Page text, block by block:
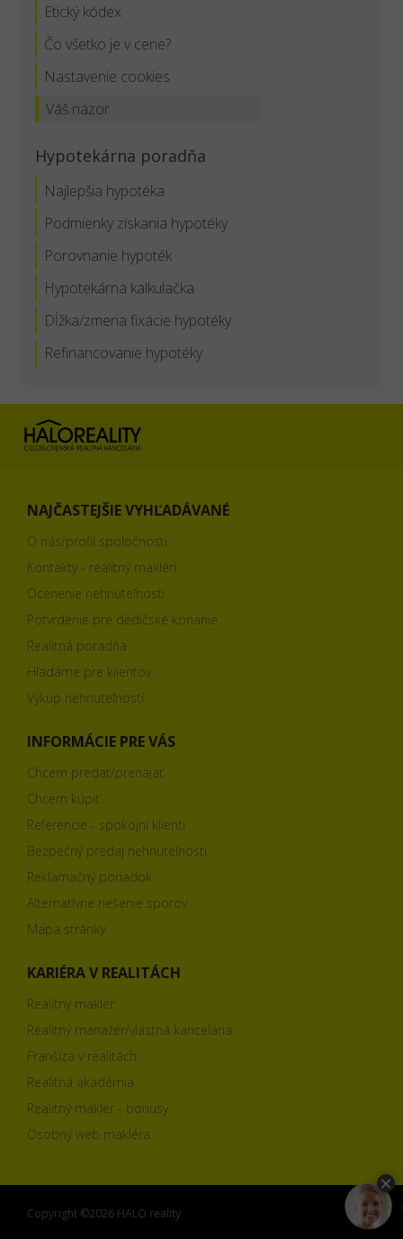
Etický kódex
Čo všetko je v cene?
Nastavenie cookies
Váš názor
Hypotekárna poradňa
Najlepšia hypotéka
Podmienky získania hypotéky
Porovnanie hypoték
Hypotekárna kalkulačka
Dĺžka/zmena fixácie hypotéky
Refinancovanie hypotéky
NAJČASTEJŠIE VYHĽADÁVANÉ
O nás/profil spoločnosti
Kontakty - realitný makléri
Ocenenie nehnuteľnosti
Potvrdenie pre dedičské konanie
Realitná poradňa
Hľadáme pre klientov
Výkup nehnuteľností
INFORMÁCIE PRE VÁS
Chcem predať/prenajať
Chcem kúpiť
Referencie - spokojní klienti
Bezpečný predaj nehnuteľnosti
Reklamačný poriadok
Alternatívne riešenie sporov
Mapa stránky
KARIÉRA V REALITÁCH
Realitný maklér
Realitný manažér/vlastná kancelária
Franšíza v realitách
Realitná akadémia
Realitný maklér - bonusy
Osobný web makléra
Copyright ©2026 HALO reality